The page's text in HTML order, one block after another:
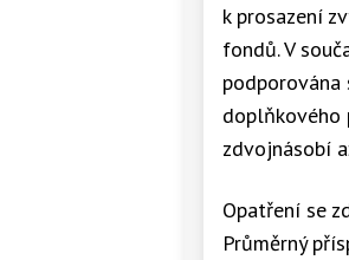
k prosazení
fondů. V
doplňkového
zdvojnásobí
Opatření se
Průměrný